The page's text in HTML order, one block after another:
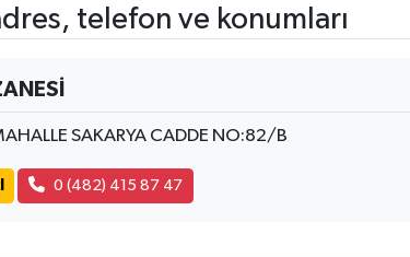
telefon ve konumları
SAKARYA CADDE NO:82/B
0 (482) 415 87 47